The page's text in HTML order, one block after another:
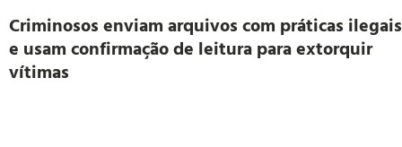
Criminosos enviam arquivos com práticas ilegais
e usam confirmação de leitura para extorquir
vítimas